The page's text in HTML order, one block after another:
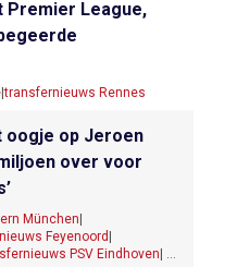
Premier League,
|transfernieuws Rennes
oogje op Jeroen
over voor
München
Feyenoord
PSV Eindhoven | ...